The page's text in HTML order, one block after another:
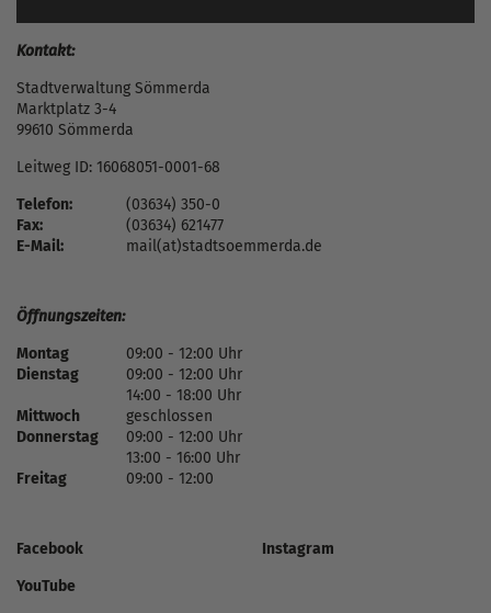
Kontakt:
Stadtverwaltung Sömmerda
Marktplatz 3-4
99610 Sömmerda
Leitweg ID: 16068051-0001-68
Telefon:
(03634) 350-0
Fax:
(03634) 621477
E-Mail:
mail(at)stadtsoemmerda.de
Öffnungszeiten:
Montag
09:00 - 12:00 Uhr
Dienstag
09:00 - 12:00 Uhr
14:00 - 18:00 Uhr
Mittwoch
geschlossen
Donnerstag
09:00 - 12:00 Uhr
13:00 - 16:00 Uhr
Freitag
09:00 - 12:00
Facebook
Instagram
YouTube